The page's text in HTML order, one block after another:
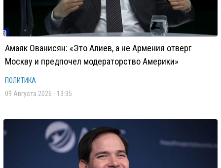
Амаяк Ованисян: «Это Алиев, а не Армения отверг
Москву и предпочел модераторство Америки»
ПОЛИТИКА
09 Августа 2026 - 13:35